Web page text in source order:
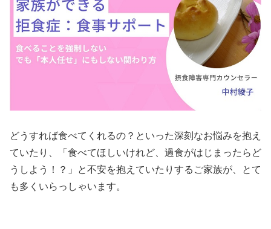
どうすれば食べてくれるの？といった深刻なお悩みを抱え
ていたり、「食べてほしいけれど、過食がはじまったらど
うしよう！？」と不安を抱えていたりするご家族が、とて
も多くいらっしゃいます。